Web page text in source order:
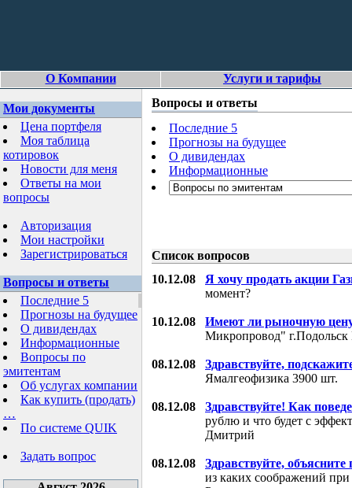
О Компании Услуги и тарифы
Мои документы
Цена портфеля
Моя таблица
котировок
Новости для меня
Ответы на мои
вопросы
Авторизация
Мои настройки
Зарегистрироваться
Вопросы и ответы
Последние 5
Прогнозы на будущее
О дивидендах
Информационные
Вопросы по
эмитентам
Об услугах компании
Как купить (продать)
…
По системе QUIK
Задать вопрос
Вопросы и ответы
Последние 5
Прогнозы на будущее
О дивидендах
Информационные
Список вопросов
10.12.08 Я хочу продать акции
момент?
10.12.08
Имеют ли рыночную
Микропровод"
08.12.08
Здравствуйте,
Ямалгеофизика 3900 шт.
08.12.08
Здравствуйте! Как
рублю и что будет с
Дмитрий
08.12.08
Здравствуйте, объясните
из каких соображений